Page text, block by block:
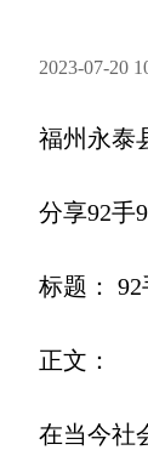
2023-07-20
福州永泰
分享92手
标题：
正文：
在当今社